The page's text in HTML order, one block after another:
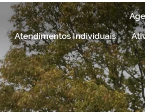
Atendimentos Individuais